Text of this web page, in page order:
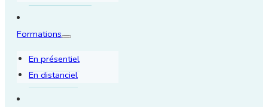
Formations
En présentiel
En distanciel